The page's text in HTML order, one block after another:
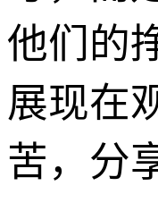
他们的
展现在
苦，分